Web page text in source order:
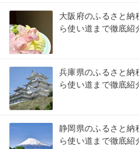
大阪府のふるさと納
ら使い道まで徹底紹
兵庫県のふるさと納
ら使い道まで徹底紹
静岡県のふるさと納
ら使い道まで徹底紹